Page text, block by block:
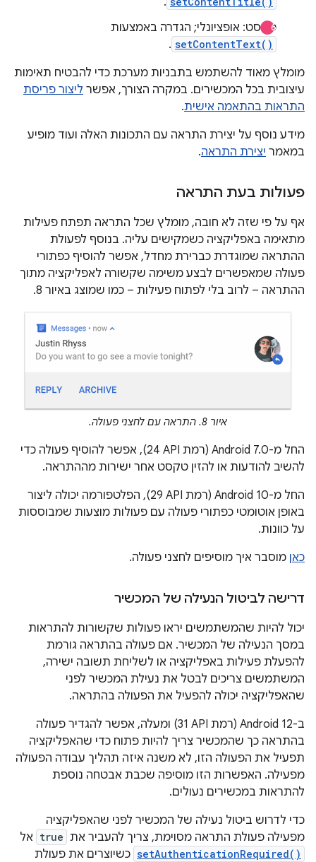
טקסט: אופציונלי; הגדרה באמצעות
setContentText()
.
מומלץ מאוד להשתמש בתבניות מערכת כדי להבטיח תאימות
עיצובית בכל המכשירים. במקרה הצורך, אפשר ליצור פריסת
התראות בהתאמה אישית.
מידע נוסף על יצירת התראה עם התכונות האלה ועוד מופיע
במאמר יצירת התראה.
פעולות בעת התראה
אף על פי שזה לא חובה, מומלץ שכל התראה תפתח פעילות
מתאימה באפליקציה כשמקישים עליה. בנוסף לפעולת
ההתראה שמוגדרת כברירת מחדל, אפשר להוסיף כפתורי
פעולה שמאפשרים לבצע משימה שקשורה לאפליקציה מתוך
ההתראה – לרוב בלי לפתוח פעילות – כמו שמוצג באיור 8.
איור 8. התראה עם לחצני פעולה.
החל מ-Android 7.0 (רמת API‏ 24), אפשר להוסיף פעולה כדי
להשיב להודעות או להזין טקסט אחר ישירות מההתראה.
החל מ-Android 10 (רמת API‏ 29), הפלטפורמה יכולה ליצור
באופן אוטומטי כפתורי פעולה עם פעולות מוצעות שמבוססות
על כוונות.
כאן מוסבר איך מוסיפים לחצני פעולה.
דרישה לביטול הנעילה של המכשיר
יכול להיות שהמשתמשים יראו פעולות שקשורות להתראות
במסך הנעילה של המכשיר. אם פעולה בהתראה גורמת
להפעלת פעילות באפליקציה או לשליחת תשובה ישירה,
המשתמשים צריכים לבטל את נעילת המכשיר לפני
שהאפליקציה יכולה להפעיל את הפעולה בהתראה.
ב-Android 12 (רמת API‏ 31) ומעלה, אפשר להגדיר פעולה
בהתראה כך שהמכשיר צריך להיות פתוח כדי שהאפליקציה
תפעיל את הפעולה הזו, לא משנה איזה תהליך עבודה הפעולה
מפעילה. האפשרות הזו מוסיפה שכבת אבטחה נוספת
להתראות במכשירים נעולים.
כדי לדרוש ביטול נעילה של המכשיר לפני שהאפליקציה
מפעילה פעולת התראה מסוימת, צריך להעביר את true אל
setAuthenticationRequired() כשיוצרים את פעולת